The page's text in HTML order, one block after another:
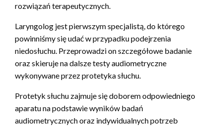
rozwiązań terapeutycznych.
Laryngolog jest pierwszym specjalistą, do którego
powinniśmy się udać w przypadku podejrzenia
niedosłuchu. Przeprowadzi on szczegółowe badanie
oraz skieruje na dalsze testy audiometryczne
wykonywane przez protetyka słuchu.
Protetyk słuchu zajmuje się doborem odpowiedniego
aparatu na podstawie wyników badań
audiometrycznych oraz indywidualnych potrzeb